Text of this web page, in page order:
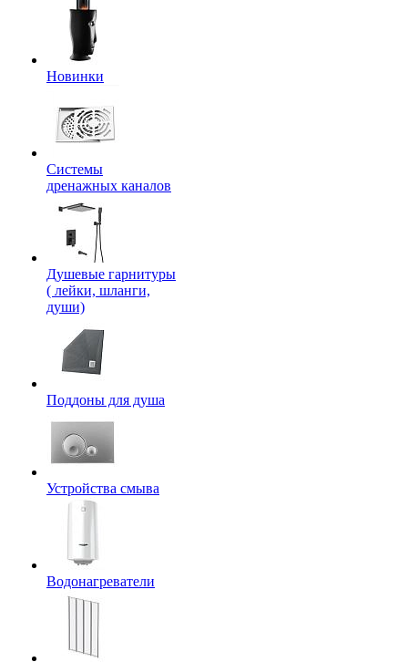
Новинки
Системы
дренажных каналов
Душевые гарнитуры
( лейки, шланги,
души)
Поддоны для душа
Устройства смыва
Водонагреватели